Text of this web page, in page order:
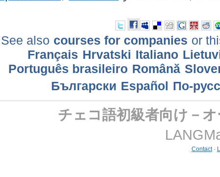
See also courses for companies or
Français Hrvatski Italiano
Português brasileiro Română
Български Еspañol По-
チェコ語初級者向け－
Contact-